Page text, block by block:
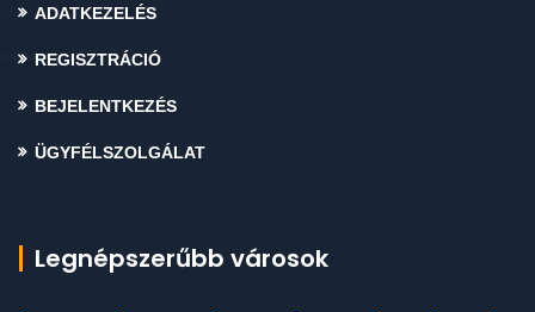
ADATKEZELÉS
REGISZTRÁCIÓ
BEJELENTKEZÉS
ÜGYFÉLSZOLGÁLAT
Legnépszerűbb városok